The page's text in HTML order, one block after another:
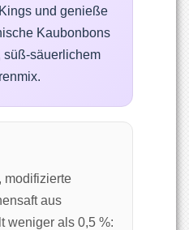
und genieße
Kaubonbons
süß-säuerlichem
modifizierte
aus
weniger als 0,5 %: